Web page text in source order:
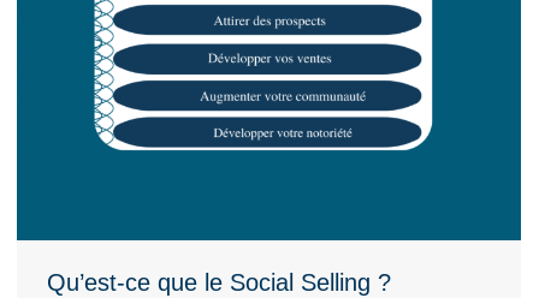
Qu’est-ce que le Social Selling ?